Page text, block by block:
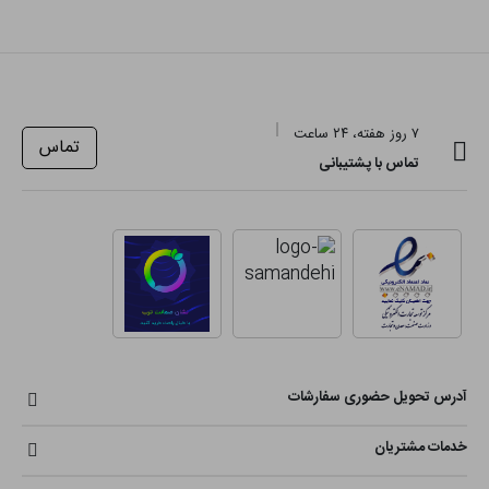
۷ روز هفته، ۲۴ ساعت
تماس با پشتیبانی
تماس
آدرس تحویل حضوری سفارشات
خدمات مشتریان